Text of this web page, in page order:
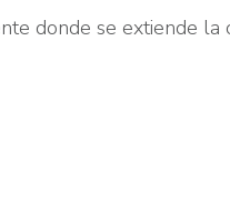
donde se extiende la